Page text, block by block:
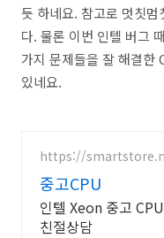
듯 하네요. 참고로 멋칫
다. 물론 이번 인텔 버그
가지 문제들을 잘 해결한
있네요.
https://
중고CPU
인텔 Xeon 중고
친절상담